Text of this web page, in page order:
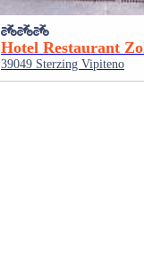
Hotel Restaurant
39049 Sterzing Vipiteno